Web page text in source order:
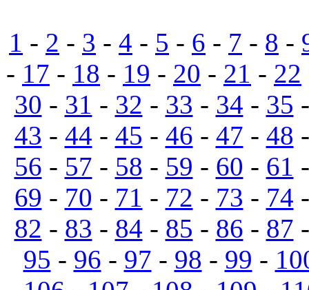
1 - 2 - 3 - 4 - 5 - 6 - 7 - 8 -
- 17 - 18 - 19 - 20 - 21 - 22
30 - 31 - 32 - 33 - 34 - 35
43 - 44 - 45 - 46 - 47 - 48
56 - 57 - 58 - 59 - 60 - 61
69 - 70 - 71 - 72 - 73 - 74
82 - 83 - 84 - 85 - 86 - 87
95 - 96 - 97 - 98 - 99 -